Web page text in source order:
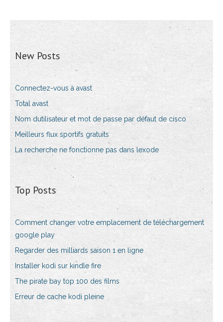
New Posts
Connectez-vous à avast
Total avast
Nom dutilisateur et mot de passe par défaut de cisco
Meilleurs flux sportifs gratuits
La recherche ne fonctionne pas dans lexode
Top Posts
Comment changer votre emplacement de téléchargement
google play
Regarder des milliards saison 1 en ligne
Installer kodi sur kindle fire
The pirate bay top 100 des films
Erreur de cache kodi pleine